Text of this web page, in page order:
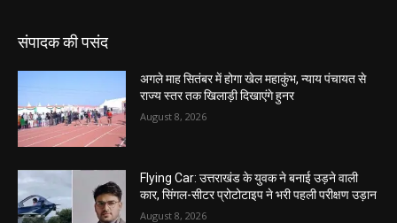
संपादक की पसंद
अगले माह सितंबर में होगा खेल महाकुंभ, न्याय पंचायत से
राज्य स्तर तक खिलाड़ी दिखाएंगे हुनर
August 8, 2026
Flying Car: उत्तराखंड के युवक ने बनाई उड़ने वाली
कार, सिंगल-सीटर प्रोटोटाइप ने भरी पहली परीक्षण उड़ान
August 8, 2026